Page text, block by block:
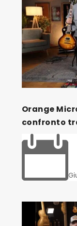
Orange
confronto
